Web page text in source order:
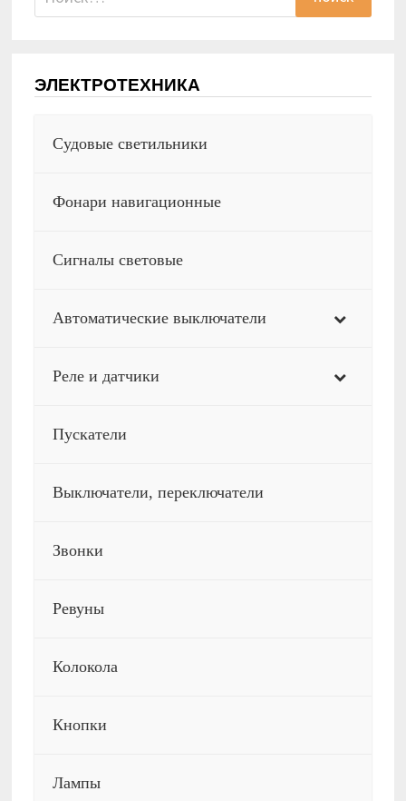
ЭЛЕКТРОТЕХНИКА
Судовые светильники
Фонари навигационные
Сигналы световые
Автоматические выключатели
Реле и датчики
Пускатели
Выключатели, переключатели
Звонки
Ревуны
Колокола
Кнопки
Лампы